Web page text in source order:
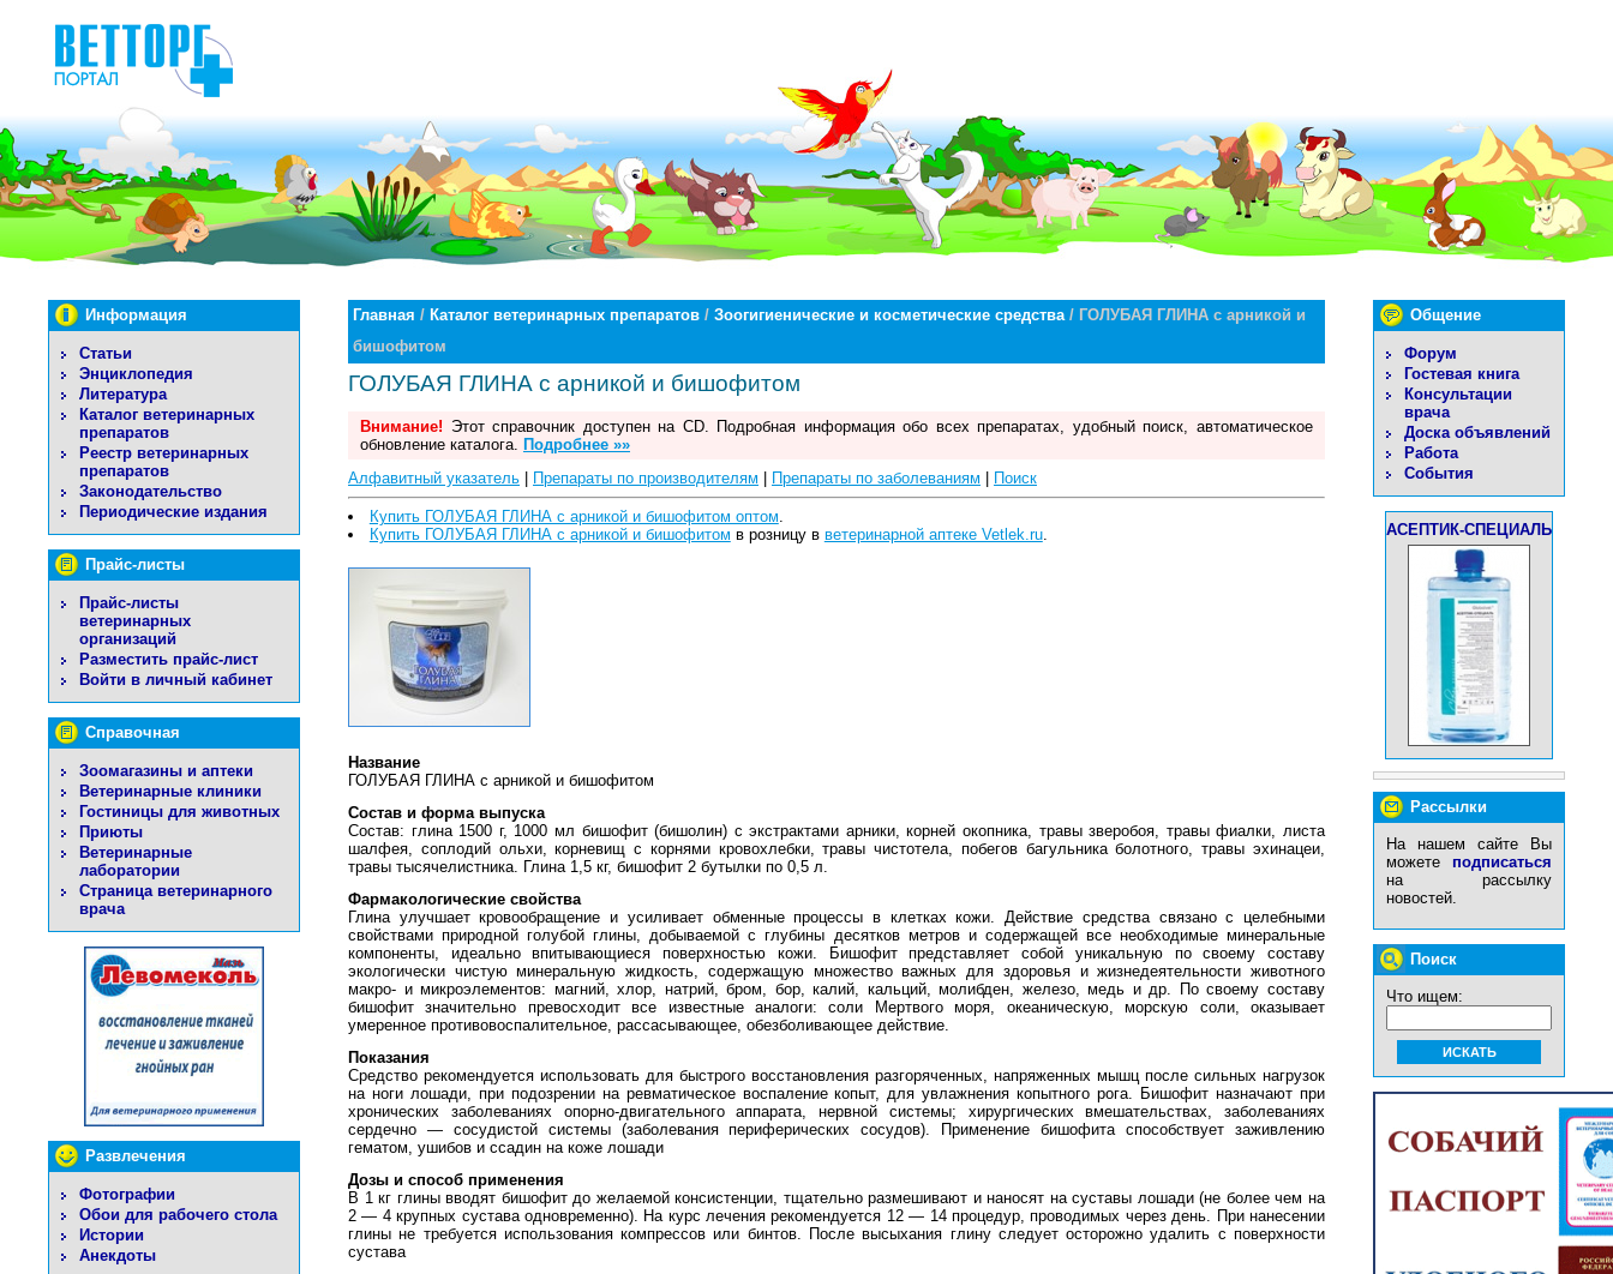
Информация
Статьи
Энциклопедия
Литература
Каталог ветеринарных
препаратов
Реестр ветеринарных
препаратов
Законодательство
Периодические издания
Прайс-листы
Прайс-листы
ветеринарных
организаций
Разместить прайс-лист
Войти в личный кабинет
Справочная
Зоомагазины и аптеки
Ветеринарные клиники
Гостиницы для животных
Приюты
Ветеринарные
лаборатории
Страница ветеринарного
врача
Развлечения
Фотографии
Обои для рабочего стола
Истории
Анекдоты
Общение
Форум
Гостевая книга
Консультации
врача
Доска объявлений
Работа
События
АСЕПТИК-СПЕЦИАЛЬ
Рассылки
На нашем сайте Вы
можете подписаться
на рассылку
новостей.
Поиск
Что ищем:
Главная / Каталог ветеринарных препаратов / Зоогигиенические и косметические средства/ ГОЛУБАЯ ГЛИНА с арникой и
бишофитом
ГОЛУБАЯ ГЛИНА с арникой и бишофитом
Внимание! Этот справочник доступен на CD. Подробная информация обо всех препаратах, удобный поиск, автоматическое
обновление каталога. Подробнее »»
Алфавитный указатель
Препараты по производителям Препараты по заболеваниям Поиск
Купить ГОЛУБАЯ ГЛИНА с арникой и бишофитом оптом
Купить ГОЛУБАЯ ГЛИНА с арникой и бишофитом в розницу в ветеринарной аптеке Vetlek.ru.
Название
ГОЛУБАЯ ГЛИНА с арникой и бишофитом
Состав и форма выпуска
Состав: глина 1500 г, 1000 мл бишофит (бишолин) с экстрактами арники, корней окопника, травы зверобоя, травы фиалки, листа
шалфея, соплодий ольхи, корневищ с корнями кровохлебки, травы чистотела, побегов багульника болотного, травы эхинацеи,
травы тысячелистника. Глина 1,5 кг, бишофит 2 бутылки по 0,5 л.
Фармакологические свойства
Глина улучшает кровообращение и усиливает обменные процессы в клетках кожи. Действие средства связано с целебными
свойствами природной голубой глины, добываемой с глубины десятков метров и содержащей все необходимые минеральные
компоненты, идеально впитывающиеся поверхностью кожи. Бишофит представляет собой уникальную по своему составу
экологически чистую минеральную жидкость, содержащую множество важных для здоровья и жизнедеятельности животного
макро- и микроэлементов: магний, хлор, натрий, бром, бор, калий, кальций, молибден, железо, медь и др. По своему составу
бишофит значительно превосходит все известные аналоги: соли Мертвого моря, океаническую, морскую соли, оказывает
умеренное противовоспалительное, рассасывающее, обезболивающее действие.
Показания
Средство рекомендуется использовать для быстрого восстановления разгоряченных, напряженных мышц после сильных нагрузок
на ноги лошади, при подозрении на ревматическое воспаление копыт, для увлажнения копытного рога. Бишофит назначают при
хронических заболеваниях опорно-двигательного аппарата, нервной системы; хирургических вмешательствах, заболеваниях
сердечно — сосудистой системы (заболевания периферических сосудов). Применение бишофита способствует заживлению
гематом, ушибов и ссадин на коже лошади
Дозы и способ применения
В 1 кг глины вводят бишофит до желаемой консистенции, тщательно размешивают и наносят на суставы лошади (не более чем на
2 — 4 крупных сустава одновременно). На курс лечения рекомендуется 12 — 14 процедур, проводимых через день. При нанесении
глины не требуется использования компрессов или бинтов. После высыхания глину следует осторожно удалить с поверхности
сустава